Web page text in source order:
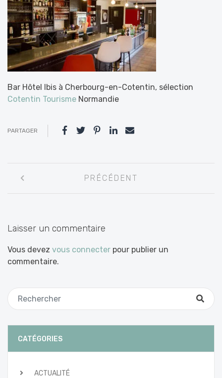
Bar Hôtel Ibis à Cherbourg-en-Cotentin, sélection
Cotentin Tourisme Normandie
PARTAGER
entre
PRÉCÉDENT
Laisser un commentaire
Vous devez vous connecter pour publier un
commentaire.
CATÉGORIES
ACTUALITÉ